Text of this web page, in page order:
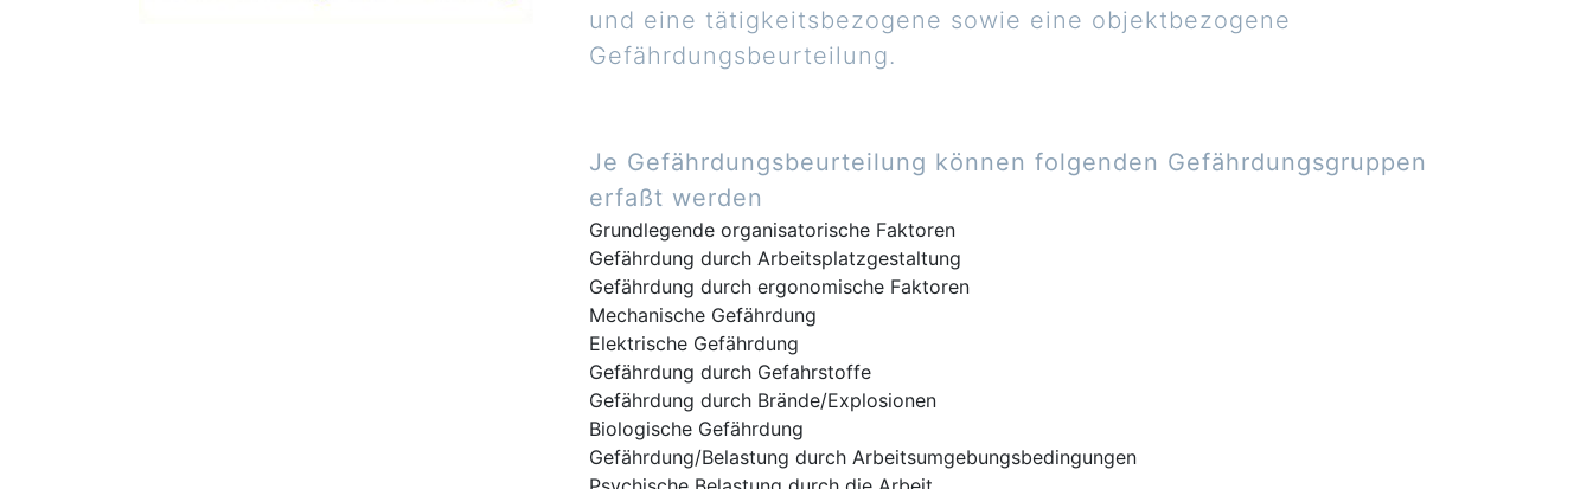
und eine tätigkeitsbezogene sowie eine objektbezogene
Gefährdungsbeurteilung.
Je Gefährdungsbeurteilung können folgenden Gefährdungsgruppen
erfaßt werden
Grundlegende organisatorische Faktoren
Gefährdung durch Arbeitsplatzgestaltung
Gefährdung durch ergonomische Faktoren
Mechanische Gefährdung
Elektrische Gefährdung
Gefährdung durch Gefahrstoffe
Gefährdung durch Brände/Explosionen
Biologische Gefährdung
Gefährdung/Belastung durch Arbeitsumgebungsbedingungen